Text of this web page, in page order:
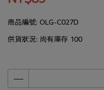
商品編號: OLG-C027D
供貨狀況: 尚有庫存 100